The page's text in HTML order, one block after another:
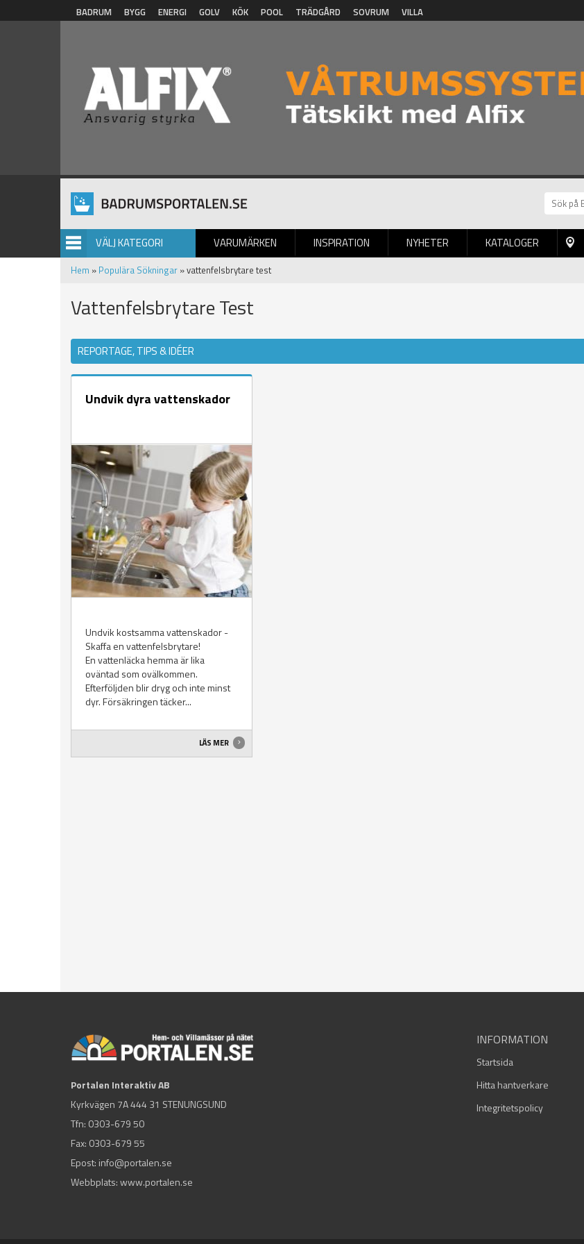
Hoppa till huvudinnehåll
BADRUM BYGG ENERGI GOLV KÖK POOL TRÄDGÅRD SOVRUM VILLA
VÄLJ KATEGORI VARUMÄRKEN INSPIRATION NYHETER
BILDGALLERI KATALOGER
Hem » Populära Sökningar » vattenfelsbrytare test
Vattenfelsbrytare Test
REPORTAGE, TIPS & IDÉER
Undvik dyra vattenskador
Undvik kostsamma vattenskador -
Skaffa en vattenfelsbrytare!
En vattenläcka hemma är lika
oväntad som ovälkommen.
Efterföljden blir dryg och inte minst
dyr. Försäkringen täcker...
LÄS MER
Portalen Interaktiv AB
Kyrkvägen 7A 444 31 STENUNGSUND
Tfn: 0303-679 50
Fax: 0303-679 55
Epost: info@portalen.se
Webbplats: www.portalen.se
INFORMATION
Startsida
Hitta hantverkare
Integritetspolicy